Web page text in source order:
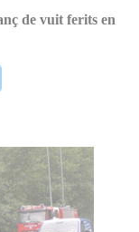
de vuit ferits en